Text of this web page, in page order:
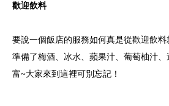
歡迎飲料
要說一個飯店的服務如何真是從歡迎飲料
準備了梅酒、冰水、蘋果汁、葡萄柚汁
富~大家來到這裡可別忘記！